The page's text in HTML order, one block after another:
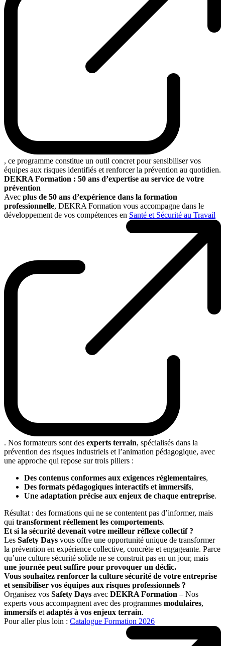
, ce programme constitue un outil concret pour sensibiliser vos
équipes aux risques identifiés et renforcer la prévention au quotidien.
DEKRA Formation : 50 ans d’expertise au service de votre
prévention
Avec plus de 50 ans d’expérience dans la formation
professionnelle, DEKRA Formation vous accompagne dans le
développement de vos compétences en Santé et Sécurité au Travail
. Nos formateurs sont des experts terrain, spécialisés dans la
prévention des risques industriels et l’animation pédagogique, avec
une approche qui repose sur trois piliers :
Des contenus conformes aux exigences réglementaires,
Des formats pédagogiques interactifs et immersifs,
Une adaptation précise aux enjeux de chaque entreprise.
Résultat : des formations qui ne se contentent pas d’informer, mais
qui transforment réellement les comportements.
Et si la sécurité devenait votre meilleur réflexe collectif ?
Les Safety Days vous offre une opportunité unique de transformer
la prévention en expérience collective, concrète et engageante. Parce
qu’une culture sécurité solide ne se construit pas en un jour, mais
une journée peut suffire pour provoquer un déclic.
Vous souhaitez renforcer la culture sécurité de votre entreprise
et sensibiliser vos équipes aux risques professionnels ?
Organisez vos Safety Days avec DEKRA Formation – Nos
experts vous accompagnent avec des programmes modulaires,
immersifs et adaptés à vos enjeux terrain.
Pour aller plus loin : Catalogue Formation 2026